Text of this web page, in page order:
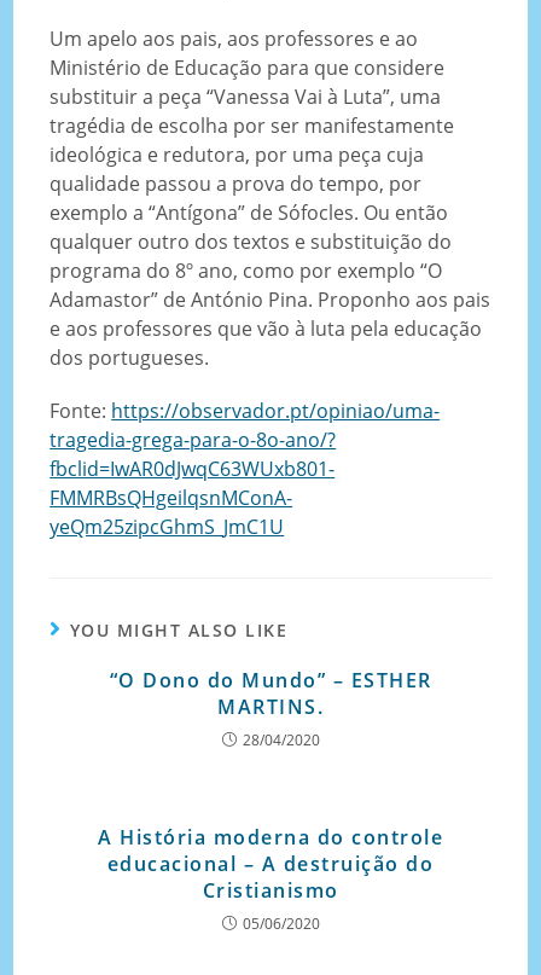
Um apelo aos pais, aos professores e ao
Ministério de Educação para que considere
substituir a peça “Vanessa Vai à Luta”, uma
tragédia de escolha por ser manifestamente
ideológica e redutora, por uma peça cuja
qualidade passou a prova do tempo, por
exemplo a “Antígona” de Sófocles. Ou então
qualquer outro dos textos e substituição do
programa do 8º ano, como por exemplo “O
Adamastor” de António Pina. Proponho aos pais
e aos professores que vão à luta pela educação
dos portugueses.
Fonte: https://observador.pt/opiniao/uma-
tragedia-grega-para-o-8o-ano/?
fbclid=IwAR0dJwqC63WUxb801-
FMMRBsQHgeilqsnMConA-
yeQm25zipcGhmS_JmC1U
YOU MIGHT ALSO LIKE
“O Dono do Mundo” – ESTHER
MARTINS.
28/04/2020
A História moderna do controle
educacional – A destruição do
Cristianismo
05/06/2020